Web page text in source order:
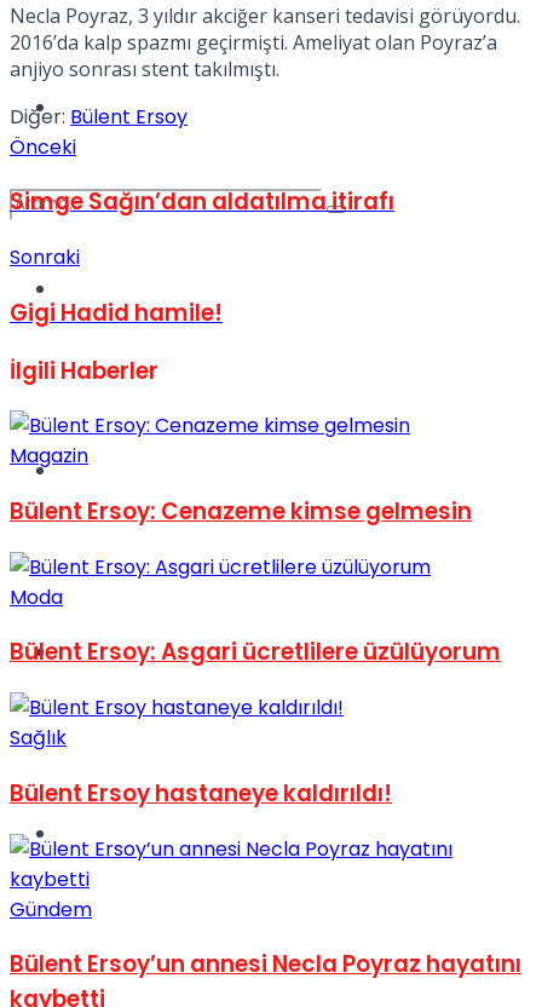
Dünya
Müzik
Sinema
No Result
View All Result
Necla Poyraz, 3 yıldır akciğer kanseri tedavisi görüyordu.
2016’da kalp spazmı geçirmişti. Ameliyat olan Poyraz’a
anjiyo sonrası stent takılmıştı.
Diğer: Bülent Ersoy
Önceki
Simge Sağın’dan aldatılma itirafı
Sonraki
Gigi Hadid hamile!
İlgili Haberler
Magazin
Bülent Ersoy: Cenazeme kimse gelmesin
Moda
Bülent Ersoy: Asgari ücretlilere üzülüyorum
Sağlık
Bülent Ersoy hastaneye kaldırıldı!
Gündem
Bülent Ersoy’un annesi Necla Poyraz hayatını
kaybetti